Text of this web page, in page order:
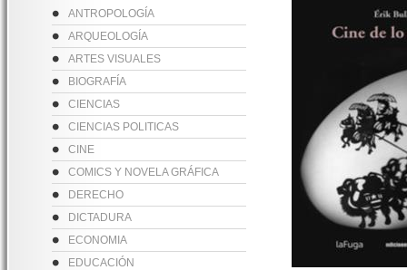
ANTROPOLOGÍA
ARQUEOLOGÍA
ARTES VISUALES
BIOGRAFÍA
CIENCIAS
CIENCIAS POLITICAS
CINE
COMICS Y NOVELA GRÁFICA
DERECHO
DICTADURA
ECONOMIA
EDUCACIÓN